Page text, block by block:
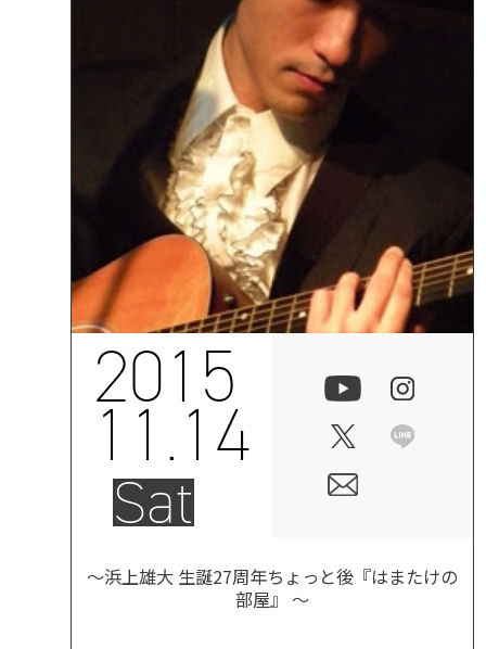
2015
11.14
Sat
〜浜上雄大 生誕27周年ちょっと後『はまたけの
部屋』 〜